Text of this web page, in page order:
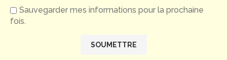
Sauvegarder mes informations pour la prochaine
fois.